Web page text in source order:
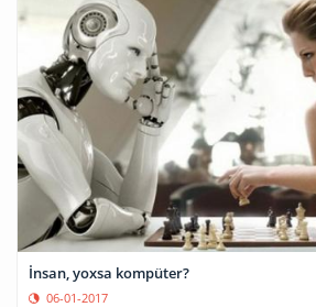
İnsan, yoxsa kompüter?
06-01-2017